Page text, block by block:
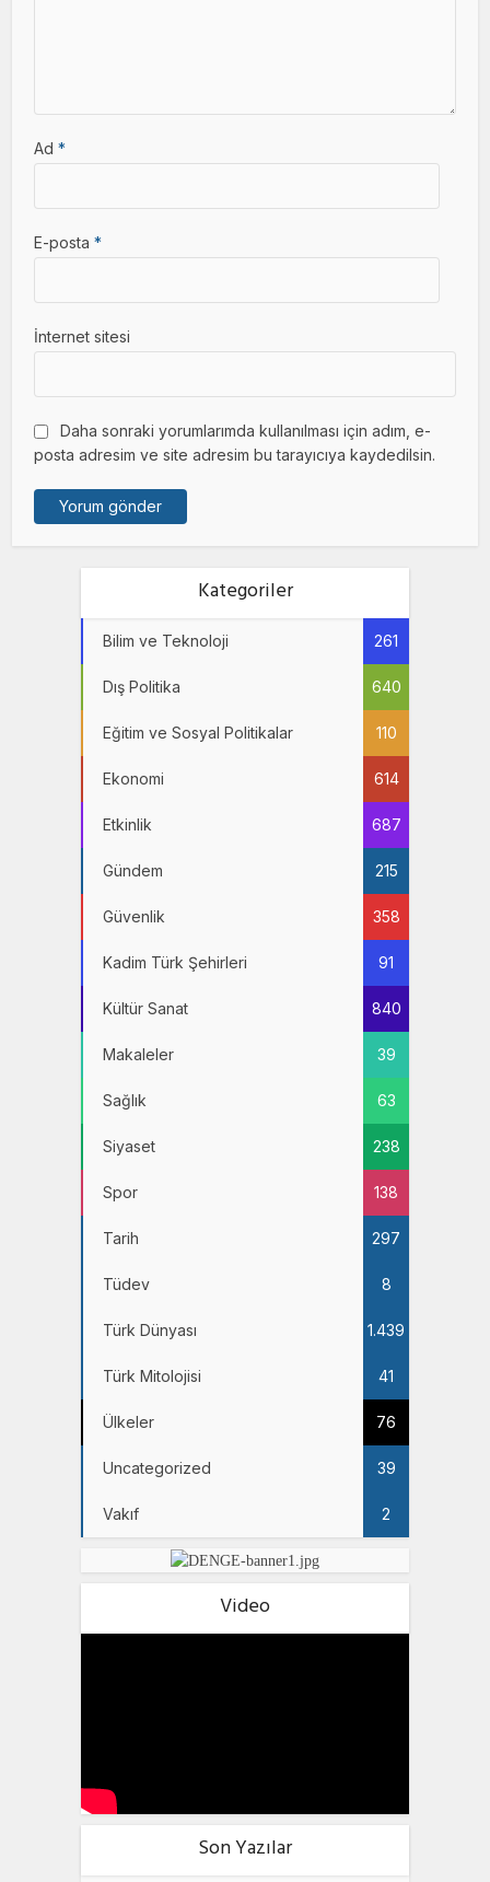
Ad*
E-posta*
İnternet sitesi
Daha sonraki yorumlarımda kullanılması için adım, e-
posta adresim ve site adresim bu tarayıcıya kaydedilsin.
Kategoriler
Bilim ve Teknoloji 261
Dış Politika 640
Eğitim ve Sosyal Politikalar 110
Ekonomi 614
Etkinlik 687
Gündem 215
Güvenlik 358
Kadim Türk Şehirleri 91
Kültür Sanat 840
Makaleler 39
Sağlık 63
Siyaset 238
Spor 138
Tarih 297
Tüdev 8
Türk Dünyası 1.439
Türk Mitolojisi 41
Ülkeler 76
Uncategorized 39
Vakıf 2
Video
Son Yazılar